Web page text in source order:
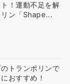
！運動不足を解
ン「Shape...
トランポリンで
おすすめ！